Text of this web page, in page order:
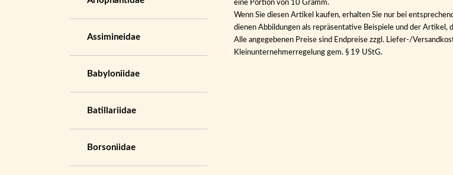
Assimineidae
Babyloniidae
Batillariidae
Borsoniidae
eine Portion von 10 Gramm.
Wenn Sie diesen Artikel kaufen, erhalten Sie nur bei
dienen Abbildungen als repräsentative Beispiele und der Artikel,
Alle angegebenen Preise sind Endpreise zzgl. Liefer-/
Kleinunternehmerregelung gem. § 19 UStG.